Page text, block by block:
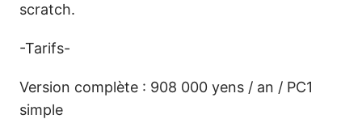
scratch.
-Tarifs-
Version complète : 908 000 yens / an / PC1
simple